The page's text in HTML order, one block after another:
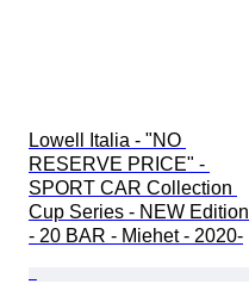
Lowell Italia - "NO
RESERVE PRICE" -
SPORT CAR Collection
Cup Series - NEW Edition
- 20 BAR - Miehet - 2020-